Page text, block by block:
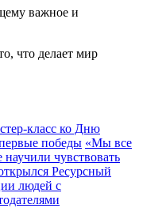
важное и
что делает мир
ко Дню
победы «Мы все
чувствовать
Ресурсный
людей с